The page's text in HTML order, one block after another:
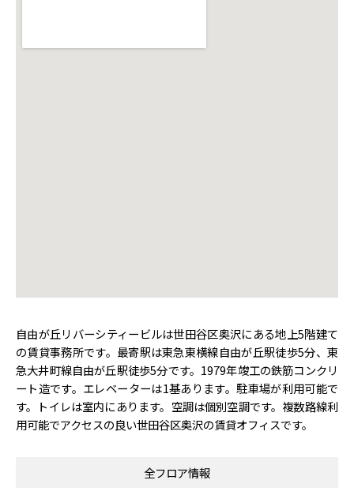
自由が丘リバーシティービルは世田谷区奥沢にある地上5階建て
の賃貸事務所です。最寄駅は東急東横線自由が丘駅徒歩5分、東
急大井町線自由が丘駅徒歩5分です。1979年竣工の鉄筋コンクリ
ート造です。エレベーターは1基あります。駐車場が利用可能で
す。トイレは室内にあります。空調は個別空調です。複数路線利
用可能でアクセスの良い世田谷区奥沢の賃貸オフィスです。
全フロア情報